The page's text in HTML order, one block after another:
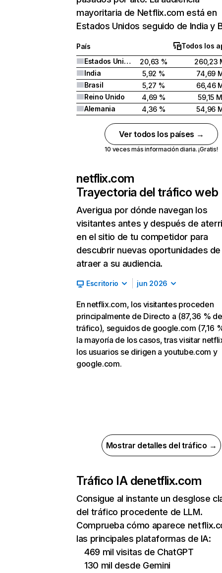
mayoritaria de Netflix.com está en
Estados Unidos seguido de India y
País
Todos los
Estados Unidos
20,63 %
260,23
India
5,92 %
74,69
Brasil
5,27 %
66,46
Reino Unido
4,69 %
59,15 M
Alemania
4,36 % 54,96
Ver todos los países →
10 veces más información diaria. ¡Gratis!
netflix.com
Trayectoria del tráfico web
Averigua por dónde navegan los
visitantes antes y después de
en el sitio de tu competidor para
descubrir nuevas oportunidades de
atraer a su audiencia.
Escritorio jun 2026
En netflix.com, los visitantes proceden
principalmente de Directo a (87,36 % de
tráfico), seguidos de google.com (7,16
la mayoría de los casos, tras visitar
los usuarios se dirigen a youtube.com y
google.com.
Mostrar detalles del tráfico →
Tráfico IA denetflix.com
Consigue al instante un desglose
del tráfico procedente de LLM.
Comprueba cómo aparece
las principales plataformas de IA:
469 mil visitas de ChatGPT
130 mil desde Gemini